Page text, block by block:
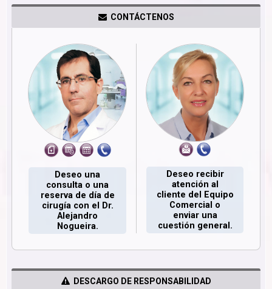
CONTÁCTENOS
Deseo una
consulta o una
reserva de día de
cirugía con el Dr.
Alejandro
Nogueira.
Deseo recibir
atención al
cliente del Equipo
Comercial o
enviar una
cuestión general.
DESCARGO DE RESPONSABILIDAD